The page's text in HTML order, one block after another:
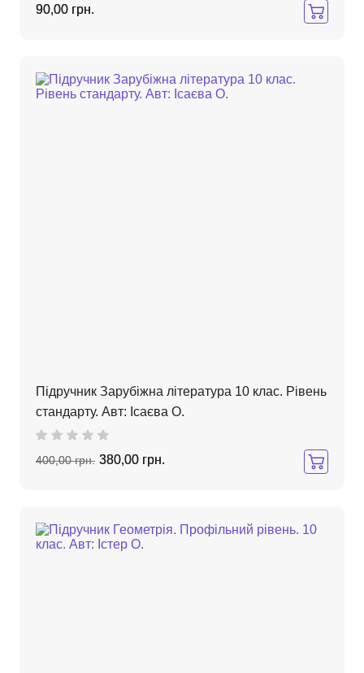
90,00 грн.
Підручник Зарубіжна література 10 клас. Рівень
стандарту. Авт: Ісаєва О.
400,00 грн. 380,00 грн.